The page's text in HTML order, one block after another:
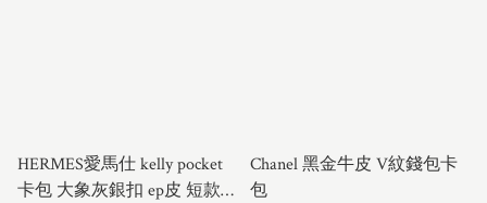
HERMES愛馬仕 kelly pocket
卡包 大象灰銀扣 ep皮 短款
Chanel 黑金牛皮 V紋錢包卡
包